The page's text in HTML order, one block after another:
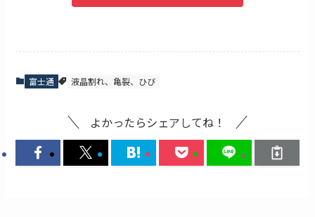
富士通 液晶割れ、亀裂、ひび
よかったらシェアしてね！